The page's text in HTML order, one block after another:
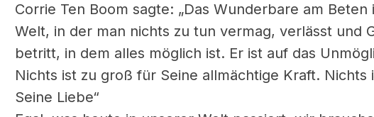
Corrie Ten Boom sagte: „Das Wunderbare am Beten
Welt, in der man nichts zu tun vermag, verlässt und
betritt, in dem alles möglich ist. Er ist auf das
Nichts ist zu groß für Seine allmächtige Kraft. Nichts
Seine Liebe“